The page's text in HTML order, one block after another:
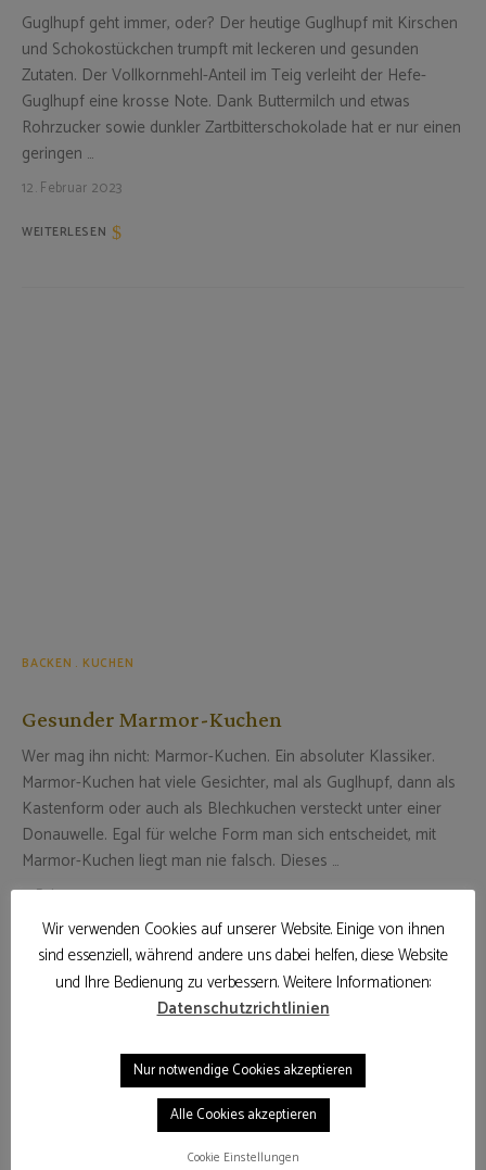
Guglhupf geht immer, oder? Der heutige Guglhupf mit Kirschen
und Schokostückchen trumpft mit leckeren und gesunden
Zutaten. Der Vollkornmehl-Anteil im Teig verleiht der Hefe-
Guglhupf eine krosse Note. Dank Buttermilch und etwas
Rohrzucker sowie dunkler Zartbitterschokolade hat er nur einen
geringen …
12. Februar 2023
WEITERLESEN
BACKEN KUCHEN
Gesunder Marmor-Kuchen
Wer mag ihn nicht: Marmor-Kuchen. Ein absoluter Klassiker.
Marmor-Kuchen hat viele Gesichter, mal als Guglhupf, dann als
Kastenform oder auch als Blechkuchen versteckt unter einer
Donauwelle. Egal für welche Form man sich entscheidet, mit
Marmor-Kuchen liegt man nie falsch. Dieses …
4. Februar 2023
WEITERLESEN
Wir verwenden Cookies auf unserer Website. Einige von ihnen
sind essenziell, während andere uns dabei helfen, diese Website
und Ihre Bedienung zu verbessern. Weitere Informationen:
Datenschutzrichtlinien
Nur notwendige Cookies akzeptieren
Alle Cookies akzeptieren
Cookie Einstellungen